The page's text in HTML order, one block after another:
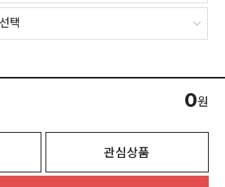
0원
관심상품